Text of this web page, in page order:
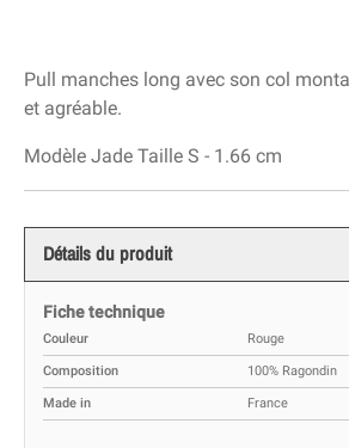
Pull manches long avec son col
et agréable.
Modèle Jade Taille S - 1.66 cm
Détails du produit
Fiche technique
Couleur Rouge
Composition 100% Ragondin
Made in France